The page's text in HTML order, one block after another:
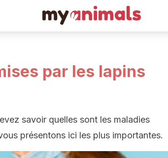
par les lapins
savoir quelles sont les maladies
présentons ici les plus importantes.